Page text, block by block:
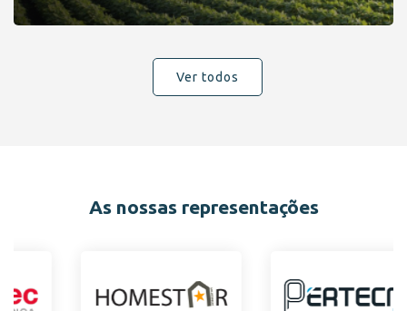
Ver todos
As nossas representações